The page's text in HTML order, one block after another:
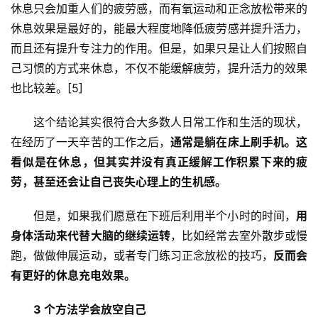
页
面
休息只会加重人们的疲劳感，而有氧运动和正念放松带来的
休息效果是最好的，能最大程度地降低疲劳感并提升活力，
而且还有提升专注力的作用。但是，如果只是让人们按照自
己习惯的方式来休息，不仅不能缓解疲劳，提升活力的效果
也比较差。[5]
这个结论其实很符合大多数人日常工作和生活的现状，
在经历了一天辛苦的工作之后，通常是躺在床上刷手机。这
看似是在休息，但其实并没有真正缓解工作积累下来的疲
劳，甚至还会让自己丧失心理上的生机感。
但是，如果我们愿意在下班后利用半个小时的时间， 用
身体活动来代替大脑的继续运转，比如经常去室外散步或慢
跑，做做伸展运动，或者专门练习正念放松的技巧， 反而会
有更好的休息充电效果。
3 个方法学会放空自己